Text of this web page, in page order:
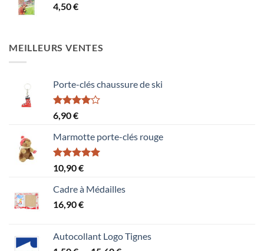
4,50€
MEILLEURS VENTES
Porte-clés chaussure de ski
Note
4.00
5
6,90€
Marmotte porte-clés rouge
Note5.00
sur 5
10,90€
Cadre à Médailles
16,90€
Autocollant Logo Tignes